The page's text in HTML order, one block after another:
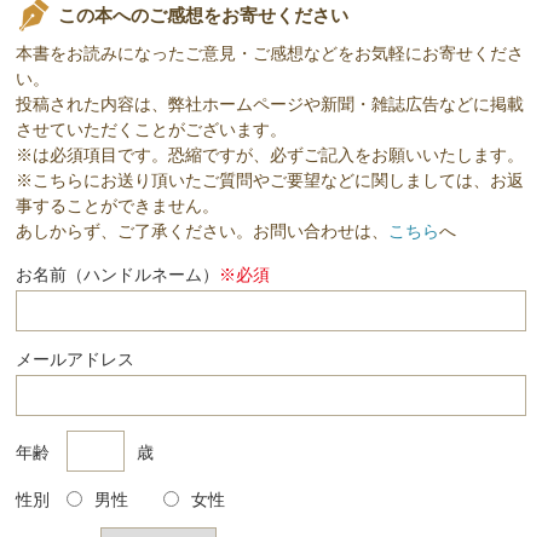
この本へのご感想をお寄せください
本書をお読みになったご意見・ご感想などをお気軽にお寄せくださ
い。
投稿された内容は、弊社ホームページや新聞・雑誌広告などに掲載
させていただくことがございます。
※は必須項目です。恐縮ですが、必ずご記入をお願いいたします。
※こちらにお送り頂いたご質問やご要望などに関しましては、お返
事することができません。
あしからず、ご了承ください。お問い合わせは、 こちらへ
お名前（ハンドルネーム） ※必須
メールアドレス
年齢 歳
性別 男性 女性